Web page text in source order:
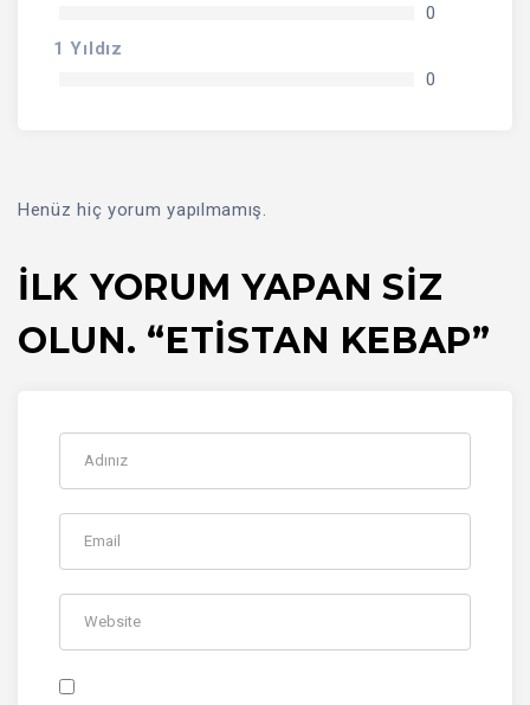
0
1 Yıldız
0
Henüz hiç yorum yapılmamış.
İLK YORUM YAPAN SIZ
OLUN. “ETİSTAN KEBAP”